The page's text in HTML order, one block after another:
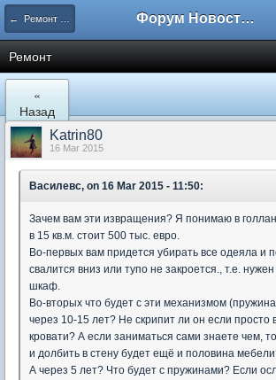
← Ремонт и обустройство Форум Новостройки
Ремонт
«
Назад
Katrin80
16 Mar 2015
Василевс, on 16 Mar 2015 - 11:50:
Зачем вам эти извращения? Я понимаю в
в 15 кв.м. стоит 500 тыс. евро.
Во-первых вам придется убирать все одеяла и
свалится вниз или тупо не закроется., т.е.
шкаф.
Во-вторых что будет с эти механизмом
через 10-15 лет? Не скрипит ли он если просто
кровати? А если заниматься сами знаете чем,
и долбить в стену будет ещё и половина
А через 5 лет? Что будет с пружинами? Если